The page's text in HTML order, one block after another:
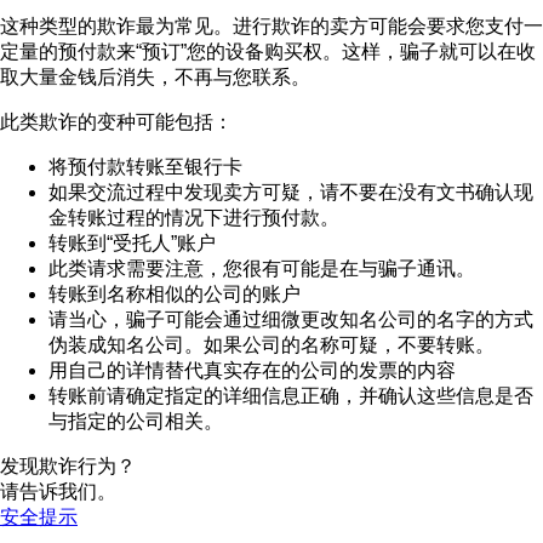
这种类型的欺诈最为常见。进行欺诈的卖方可能会要求您支付一
定量的预付款来“预订”您的设备购买权。这样，骗子就可以在收
取大量金钱后消失，不再与您联系。
此类欺诈的变种可能包括：
将预付款转账至银行卡
如果交流过程中发现卖方可疑，请不要在没有文书确认现
金转账过程的情况下进行预付款。
转账到“受托人”账户
此类请求需要注意，您很有可能是在与骗子通讯。
转账到名称相似的公司的账户
请当心，骗子可能会通过细微更改知名公司的名字的方式
伪装成知名公司。如果公司的名称可疑，不要转账。
用自己的详情替代真实存在的公司的发票的内容
转账前请确定指定的详细信息正确，并确认这些信息是否
与指定的公司相关。
发现欺诈行为？
请告诉我们。
安全提示